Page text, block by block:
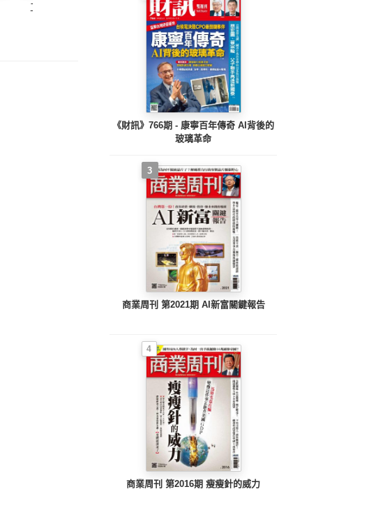
工商時報戰略高手
工商時報戰略高手
VOL39.
《財訊》766期 - 康寧百年傳奇 AI背後的
玻璃革命
3
商業周刊 第2021期 AI新富關鍵報告
4
商業周刊 第2016期 瘦瘦針的威力